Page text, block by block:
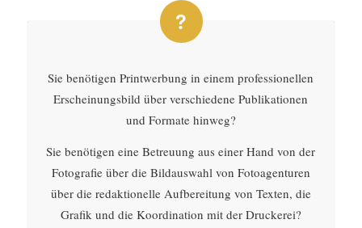
Sie benötigen Printwerbung in einem professionellen
Erscheinungsbild über verschiedene Publikationen
und Formate hinweg?
Sie benötigen eine Betreuung aus einer Hand von der
Fotografie über die Bildauswahl von Fotoagenturen
über die redaktionelle Aufbereitung von Texten, die
Grafik und die Koordination mit der Druckerei?